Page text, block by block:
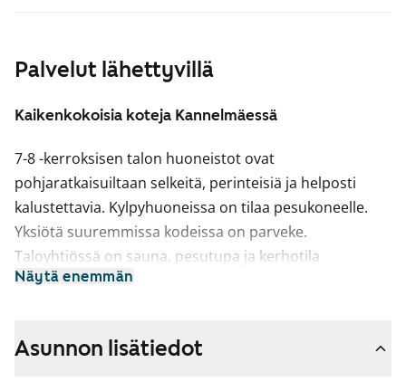
Palvelut lähettyvillä
Kaikenkokoisia koteja Kannelmäessä
7-8 -kerroksisen talon huoneistot ovat
pohjaratkaisuiltaan selkeitä, perinteisiä ja helposti
kalustettavia. Kylpyhuoneissa on tilaa pesukoneelle.
Yksiötä suuremmissa kodeissa on parveke.
Taloyhtiössä on sauna, pesutupa ja kerhotila
asukkaiden yhteisessä käytössä.
Näytä enemmän
Asunnon lisätiedot